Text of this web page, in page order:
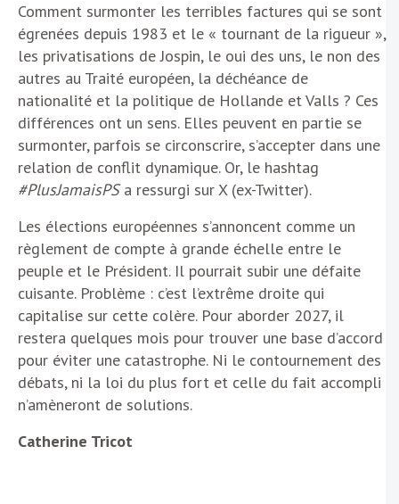
Comment surmonter les terribles factures qui se sont
égrenées depuis 1983 et le « tournant de la rigueur »,
les privatisations de Jospin, le oui des uns, le non des
autres au Traité européen, la déchéance de
nationalité et la politique de Hollande et Valls ? Ces
différences ont un sens. Elles peuvent en partie se
surmonter, parfois se circonscrire, s’accepter dans une
relation de conflit dynamique. Or, le hashtag
#PlusJamaisPSa ressurgi sur X (ex-Twitter).
Les élections européennes s’annoncent comme un
règlement de compte à grande échelle entre le
peuple et le Président. Il pourrait subir une défaite
cuisante. Problème : c’est l’extrême droite qui
capitalise sur cette colère. Pour aborder 2027, il
restera quelques mois pour trouver une base d’accord
pour éviter une catastrophe. Ni le contournement des
débats, ni la loi du plus fort et celle du fait accompli
n’amèneront de solutions.
Catherine Tricot